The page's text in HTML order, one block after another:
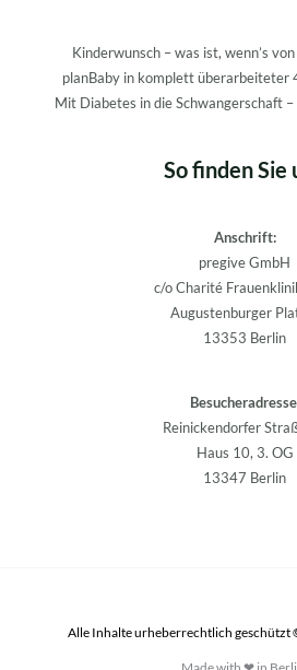
Kinderwunsch – was ist, wenn’s
planBaby in komplett überarbeiteter
Mit Diabetes in die Schwangerschaft
So finden Sie
Anschrift:
pregive GmbH
c/o Charité
Augustenburger
13353 Berlin
Reinickendorfer
Haus 10, 3. OG
13347 Berlin
Alle Inhalte urheberrechtlich geschützt